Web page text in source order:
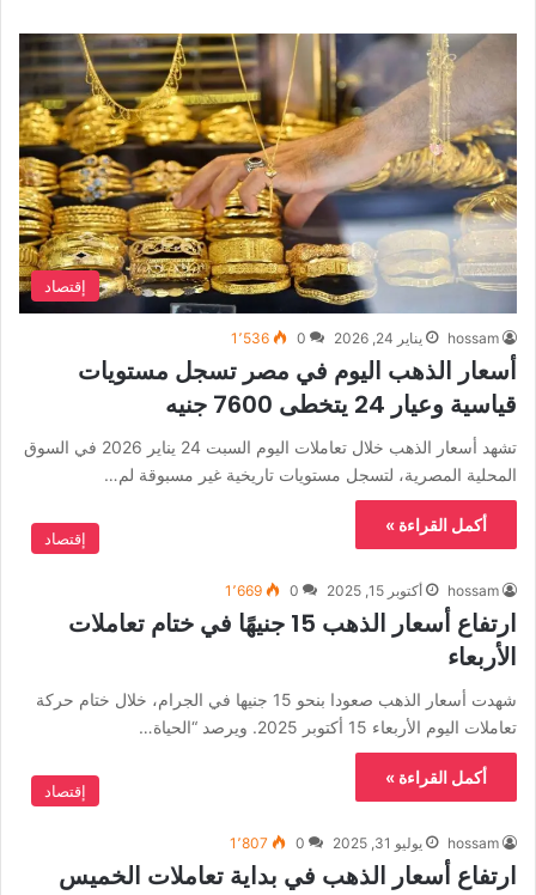
إقتصاد
hossam يناير 24, 2026 0 1٬536
أسعار الذهب اليوم في مصر تسجل مستويات
قياسية وعيار 24 يتخطى 7600 جنيه
تشهد أسعار الذهب خلال تعاملات اليوم السبت 24 يناير 2026 في السوق
المحلية المصرية، لتسجل مستويات تاريخية غير مسبوقة لم…
أكمل القراءة »
إقتصاد
hossam أكتوبر 15, 2025 0 1٬669
ارتفاع أسعار الذهب 15 جنيهًا في ختام تعاملات
الأربعاء
شهدت أسعار الذهب صعودا بنحو 15 جنيها في الجرام، خلال ختام حركة
تعاملات اليوم الأربعاء 15 أكتوبر 2025. ويرصد “الحياة…
أكمل القراءة »
إقتصاد
hossam يوليو 31, 2025 0 1٬807
ارتفاع أسعار الذهب في بداية تعاملات الخميس